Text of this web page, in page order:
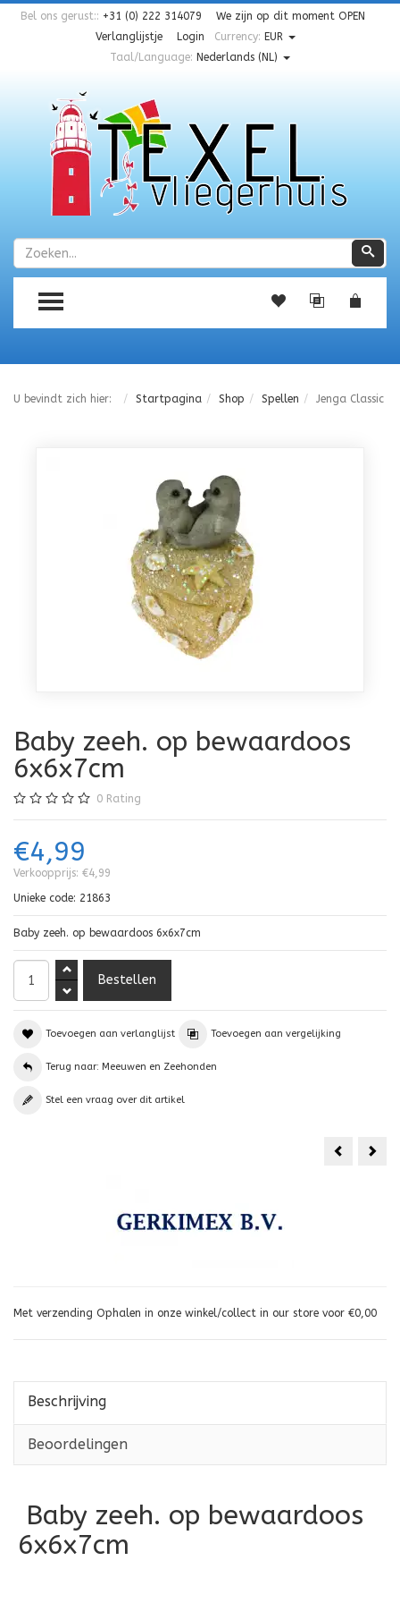
Bel ons gerust:: +31 (0) 222 314079 We zijn op dit moment OPEN
Verlanglijstje
Login Currency: EUR
Taal/Language: Nederlands (NL)
Zoeken
TOGGLE MENU
U bevindt zich hier: Startpagina Shop Spellen Jenga Classic
Baby zeeh. op bewaardoos
6x6x7cm
0 Rating
€4,99
Verkoopprijs: €4,99
Unieke code: 21863
Baby zeeh. op bewaardoos 6x6x7cm
Toevoegen aan verlanglijst Toevoegen aan vergelijking
Terug naar: Meeuwen en Zeehonden
Stel een vraag over dit artikel
Drijvende
Met verzending Ophalen in onze winkel/collect in our store voor €0,00
Beschrijving
Beoordelingen
Baby zeeh. op bewaardoos
6x6x7cm